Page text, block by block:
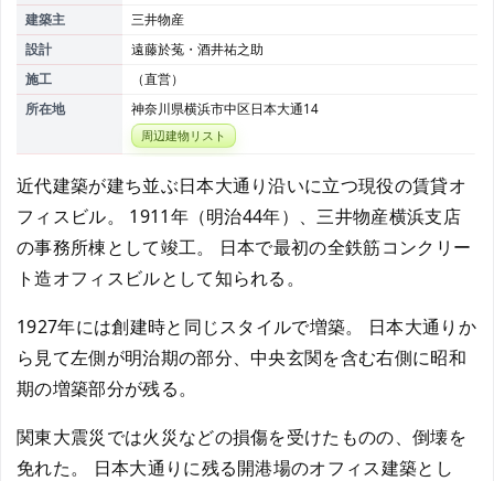
建築主
三井物産
設計
遠藤於菟・酒井祐之助
施工
（直営）
所在地
神奈川県横浜市中区日本大通14
周辺建物リスト
近代建築が建ち並ぶ日本大通り沿いに立つ現役の賃貸オ
フィスビル。 1911年（明治44年）、三井物産横浜支店
の事務所棟として竣工。 日本で最初の全鉄筋コンクリー
ト造オフィスビルとして知られる。
1927年には創建時と同じスタイルで増築。 日本大通りか
ら見て左側が明治期の部分、中央玄関を含む右側に昭和
期の増築部分が残る。
関東大震災では火災などの損傷を受けたものの、倒壊を
免れた。 日本大通りに残る開港場のオフィス建築とし